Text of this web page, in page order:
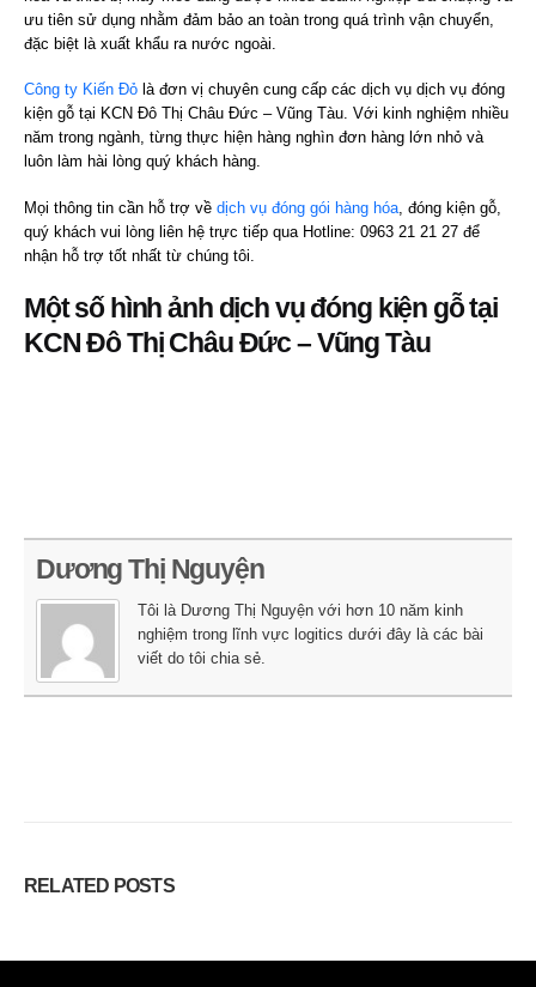
ưu tiên sử dụng nhằm đảm bảo an toàn trong quá trình vận chuyển,
đặc biệt là xuất khẩu ra nước ngoài.
Công ty Kiến Đỏ là đơn vị chuyên cung cấp các dịch vụ dịch vụ đóng
kiện gỗ tại KCN Đô Thị Châu Đức – Vũng Tàu. Với kinh nghiệm nhiều
năm trong ngành, từng thực hiện hàng nghìn đơn hàng lớn nhỏ và
luôn làm hài lòng quý khách hàng.
Mọi thông tin cần hỗ trợ về dịch vụ đóng gói hàng hóa , đóng kiện gỗ,
quý khách vui lòng liên hệ trực tiếp qua Hotline: 0963 21 21 27 để
nhận hỗ trợ tốt nhất từ chúng tôi.
Một số hình ảnh dịch vụ đóng kiện gỗ tại
KCN Đô Thị Châu Đức – Vũng Tàu
Dương Thị Nguyện
Tôi là Dương Thị Nguyện với hơn 10 năm kinh
nghiệm trong lĩnh vực logitics dưới đây là các bài
viết do tôi chia sẻ.
RELATED POSTS